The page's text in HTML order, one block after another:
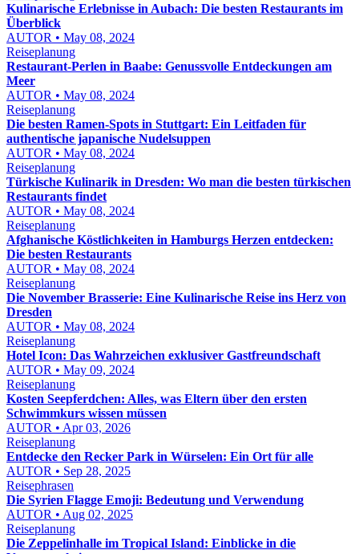
Kulinarische Erlebnisse in Aubach: Die besten Restaurants im
Überblick
AUTOR • May 08, 2024
Reiseplanung
Restaurant-Perlen in Baabe: Genussvolle Entdeckungen am
Meer
AUTOR • May 08, 2024
Reiseplanung
Die besten Ramen-Spots in Stuttgart: Ein Leitfaden für
authentische japanische Nudelsuppen
AUTOR • May 08, 2024
Reiseplanung
Türkische Kulinarik in Dresden: Wo man die besten türkischen
Restaurants findet
AUTOR • May 08, 2024
Reiseplanung
Afghanische Köstlichkeiten in Hamburgs Herzen entdecken:
Die besten Restaurants
AUTOR • May 08, 2024
Reiseplanung
Die November Brasserie: Eine Kulinarische Reise ins Herz von
Dresden
AUTOR • May 08, 2024
Reiseplanung
Hotel Icon: Das Wahrzeichen exklusiver Gastfreundschaft
AUTOR • May 09, 2024
Reiseplanung
Kosten Seepferdchen: Alles, was Eltern über den ersten
Schwimmkurs wissen müssen
AUTOR • Apr 03, 2026
Reiseplanung
Entdecke den Recker Park in Würselen: Ein Ort für alle
AUTOR • Sep 28, 2025
Reisephrasen
Die Syrien Flagge Emoji: Bedeutung und Verwendung
AUTOR • Aug 02, 2025
Reiseplanung
Die Zeppelinhalle im Tropical Island: Einblicke in die